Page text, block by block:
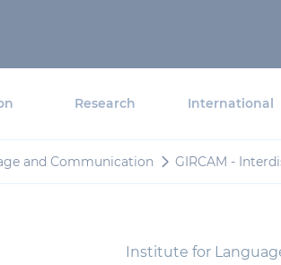
Research International
and Communication GIRCAM -
Institute for